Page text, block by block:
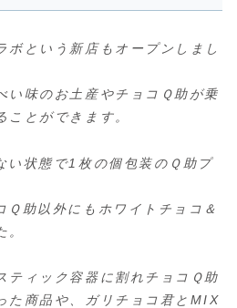
ボという新店もオープンしまし
い味のお土産やチョコＱ助が乗
ことができます。
い状態で1枚の個包装のＱ助プ
Ｑ助以外にもホワイトチョコ＆
。
ティック容器に割れチョコＱ助
た商品や、ガリチョコ君とMIX